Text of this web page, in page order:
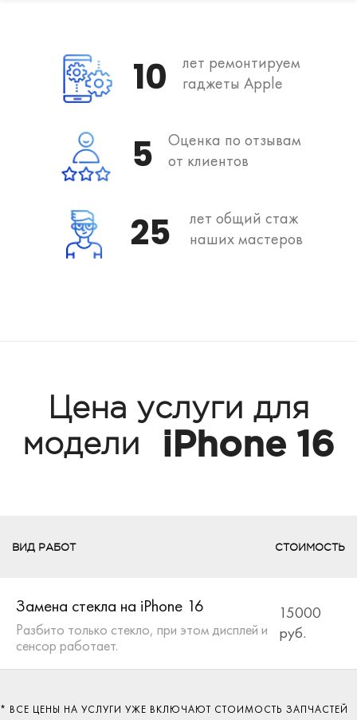
10
лет ремонтируем
гаджеты Apple
5
Оценка по отзывам
от клиентов
25
лет общий стаж
наших мастеров
Цена услуги для
модели
iPhone 16
ВИД РАБОТ СТОИМОСТЬ
Замена стекла на iPhone 16
Разбито только стекло, при этом дисплей и
сенсор работает.
15000
руб.
* ВСЕ ЦЕНЫ НА УСЛУГИ УЖЕ ВКЛЮЧАЮТ СТОИМОСТЬ ЗАПЧАСТЕЙ